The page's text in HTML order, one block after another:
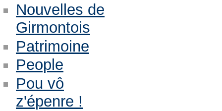
Nouvelles de
Girmontois
Patrimoine
People
Pou vô
z'épenre !